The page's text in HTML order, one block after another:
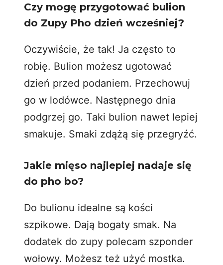
Czy mogę przygotować bulion
do Zupy Pho dzień wcześniej?
Oczywiście, że tak! Ja często to
robię. Bulion możesz ugotować
dzień przed podaniem. Przechowuj
go w lodówce. Następnego dnia
podgrzej go. Taki bulion nawet lepiej
smakuje. Smaki zdążą się przegryźć.
Jakie mięso najlepiej nadaje się
do pho bo?
Do bulionu idealne są kości
szpikowe. Dają bogaty smak. Na
dodatek do zupy polecam szponder
wołowy. Możesz też użyć mostka.